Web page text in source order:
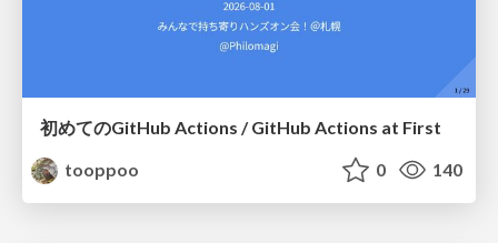
初めてのGitHub Actions / GitHub Actions at First
tooppoo
0 140